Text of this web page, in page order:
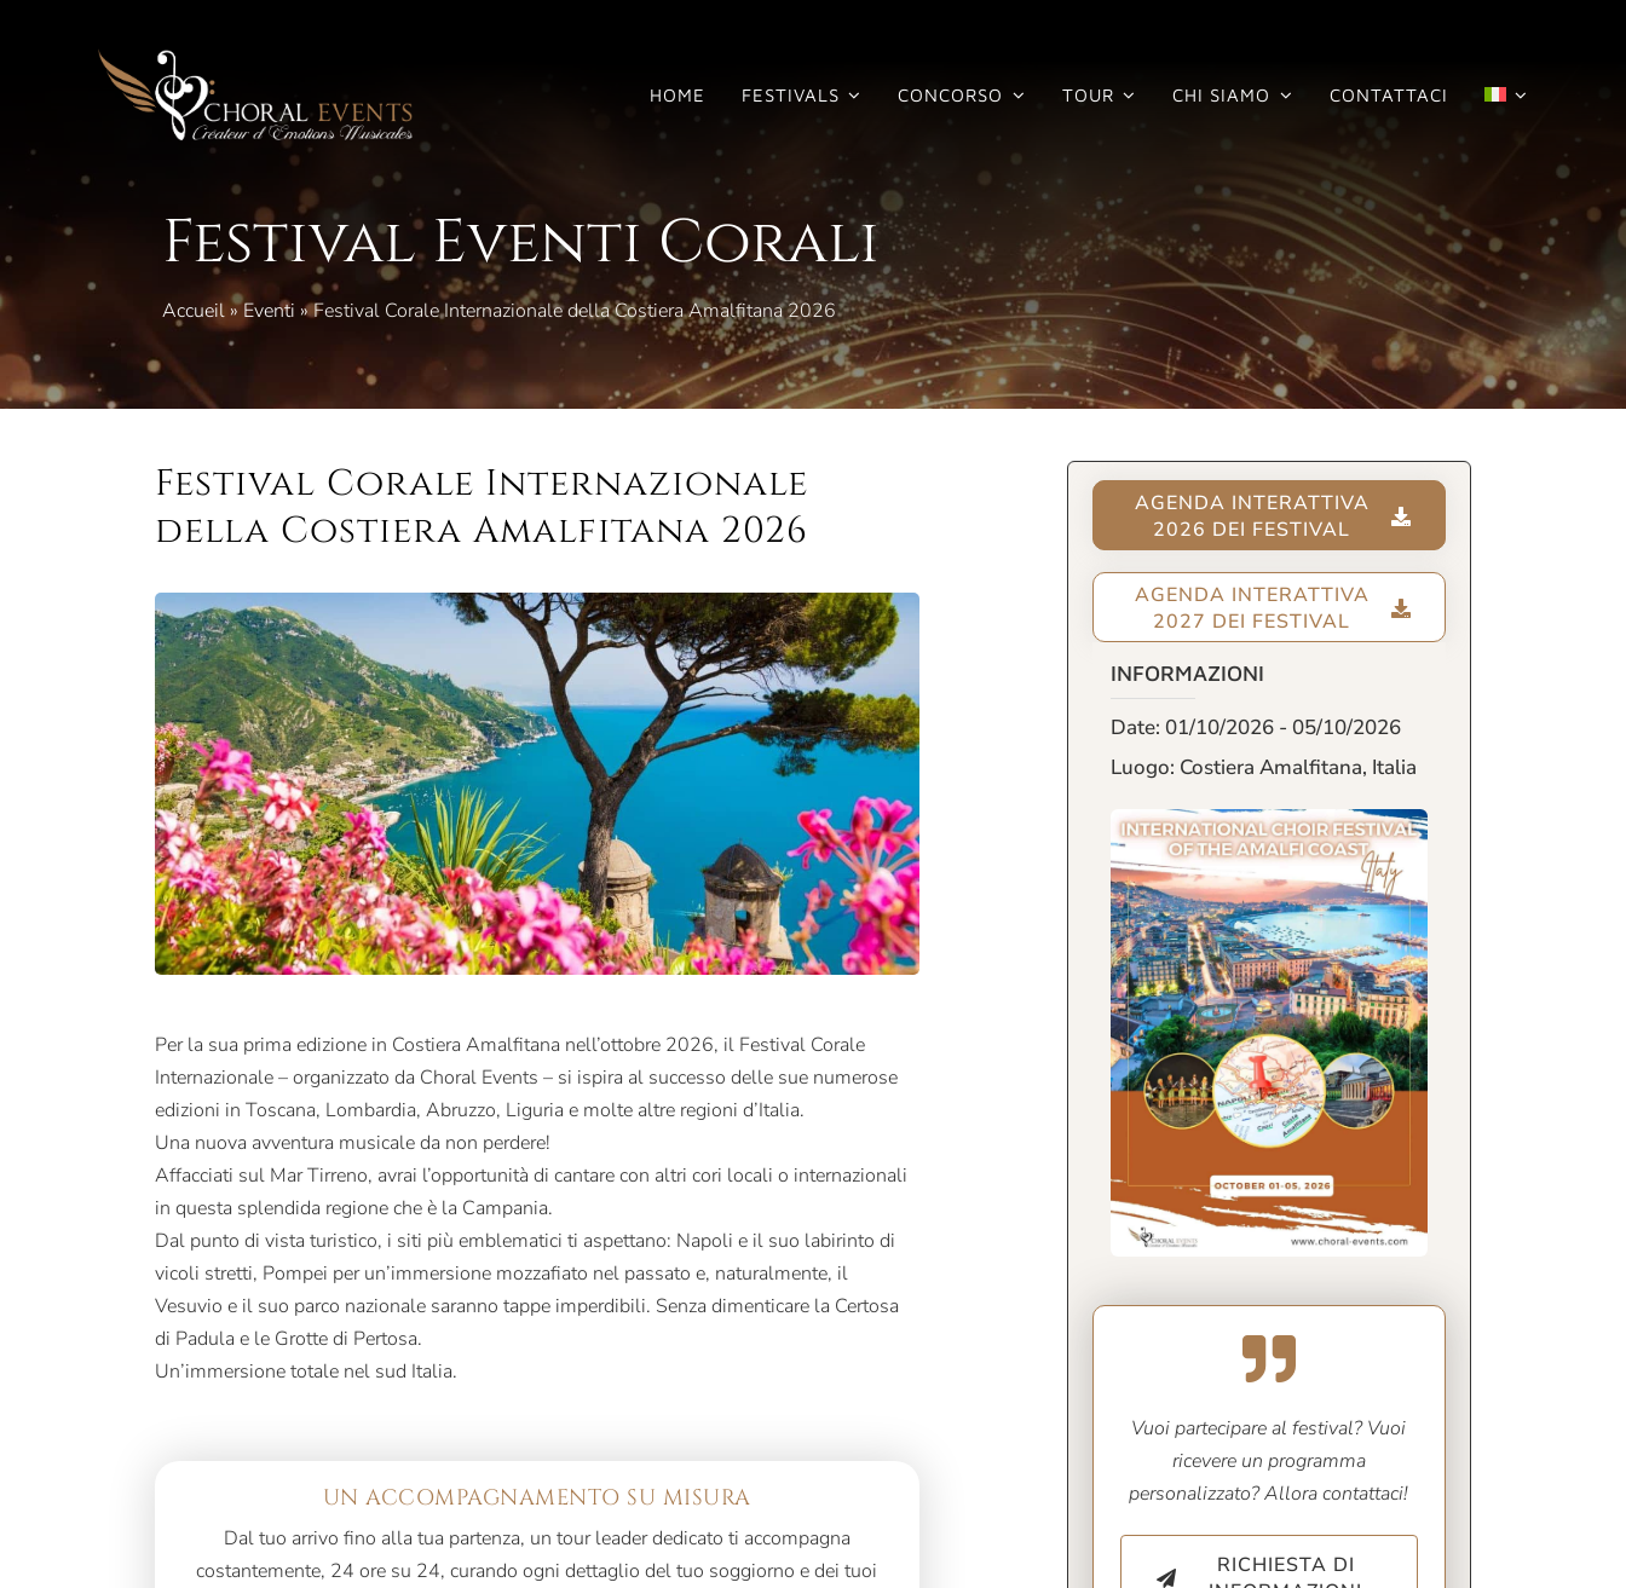
HOME FESTIVALS CONCORSO TOUR CHI SIAMO CONTATTACI
Festival Eventi Corali
Accueil »Eventi »Festival Corale Internazionale della Costiera Amalfitana 2026
Festival Corale Internazionale
della Costiera Amalfitana 2026
Per la sua prima edizione in Costiera Amalfitana nell’ottobre 2026, il Festival Corale
Internazionale – organizzato da Choral Events – si ispira al successo delle sue numerose
edizioni in Toscana, Lombardia, Abruzzo, Liguria e molte altre regioni d’Italia.
Una nuova avventura musicale da non perdere!
Affacciati sul Mar Tirreno, avrai l’opportunità di cantare con altri cori locali o internazionali
in questa splendida regione che è la Campania.
Dal punto di vista turistico, i siti più emblematici ti aspettano: Napoli e il suo labirinto di
vicoli stretti, Pompei per un’immersione mozzafiato nel passato e, naturalmente, il
Vesuvio e il suo parco nazionale saranno tappe imperdibili. Senza dimenticare la Certosa
di Padula e le Grotte di Pertosa.
Un’immersione totale nel sud Italia.
UN ACCOMPAGNAMENTO SU MISURA
Dal tuo arrivo fino alla tua partenza, un tour leader dedicato ti accompagna
costantemente, 24 ore su 24, curando ogni dettaglio del tuo soggiorno e dei tuoi
AGENDA INTERATTIVA
2026 DEI FESTIVAL
AGENDA INTERATTIVA
2027 DEI FESTIVAL
INFORMAZIONI
Date: 01/10/2026 - 05/10/2026
Luogo: Costiera Amalfitana, Italia
Vuoi partecipare al festival? Vuoi
ricevere un programma
personalizzato? Allora contattaci!
RICHIESTA DI